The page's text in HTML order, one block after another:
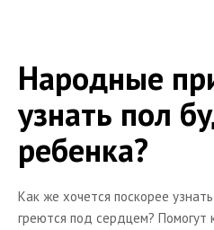
Народные
узнать пол
ребенка?
Как же хочется поскорее
греются под сердцем? Помогут